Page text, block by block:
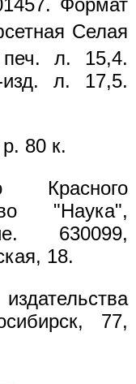
Селая
л. 15,4.
л. 17,5.
80 к.
Красного
"Наука",
630099,
18.
77,